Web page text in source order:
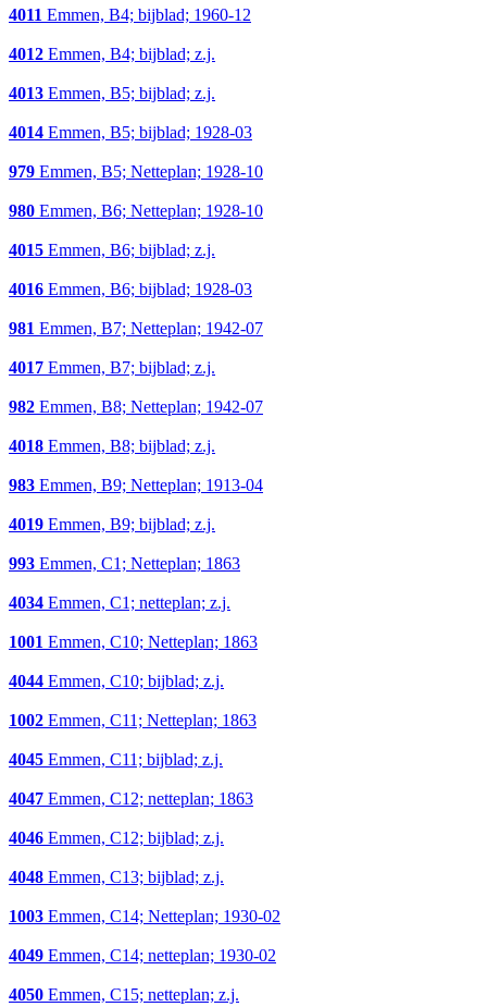
4011 Emmen, B4; bijblad; 1960-12
4012 Emmen, B4; bijblad; z.j.
4013 Emmen, B5; bijblad; z.j.
4014 Emmen, B5; bijblad; 1928-03
979 Emmen, B5; Netteplan; 1928-10
980 Emmen, B6; Netteplan; 1928-10
4015 Emmen, B6; bijblad; z.j.
4016 Emmen, B6; bijblad; 1928-03
981 Emmen, B7; Netteplan; 1942-07
4017 Emmen, B7; bijblad; z.j.
982 Emmen, B8; Netteplan; 1942-07
4018 Emmen, B8; bijblad; z.j.
983 Emmen, B9; Netteplan; 1913-04
4019 Emmen, B9; bijblad; z.j.
993 Emmen, C1; Netteplan; 1863
4034 Emmen, C1; netteplan; z.j.
1001 Emmen, C10; Netteplan; 1863
4044 Emmen, C10; bijblad; z.j.
1002 Emmen, C11; Netteplan; 1863
4045 Emmen, C11; bijblad; z.j.
4047 Emmen, C12; netteplan; 1863
4046 Emmen, C12; bijblad; z.j.
4048 Emmen, C13; bijblad; z.j.
1003 Emmen, C14; Netteplan; 1930-02
4049 Emmen, C14; netteplan; 1930-02
4050 Emmen, C15; netteplan; z.j.